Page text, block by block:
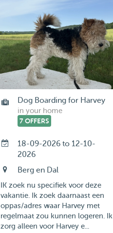
Dog Boarding for Harvey
in your home
7 OFFERS
18-09-2026 to 12-10-
2026
Berg en Dal
IK zoek nu specifiek voor deze
vakantie. Ik zoek daarnaast een
oppas/adres waar Harvey met
regelmaat zou kunnen logeren. Ik
zorg alleen voor Harvey e...